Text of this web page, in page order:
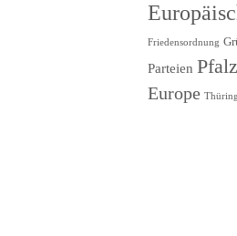
Friedensordnung
Parteien Pfalz
Europe